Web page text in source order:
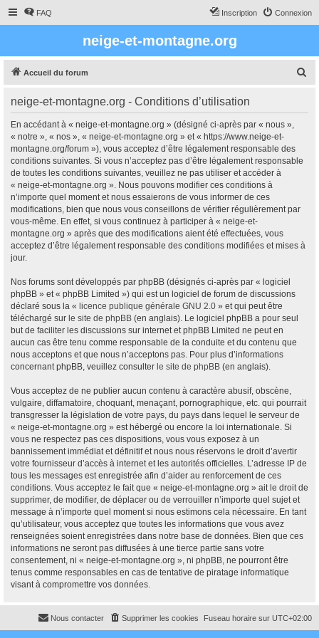
FAQ Connexion
Inscription
neige-et-montagne.org
Accueil du forum
neige-et-montagne.org - Conditions d’utilisation
En accédant à « neige-et-montagne.org » (désigné ci-après par « nous »,
« notre », « nos », « neige-et-montagne.org » et « https://www.neige-et-
montagne.org/forum »), vous acceptez d’être légalement responsable des
conditions suivantes. Si vous n’acceptez pas d’être légalement responsable
de toutes les conditions suivantes, veuillez ne pas utiliser et accéder à
« neige-et-montagne.org ». Nous pouvons modifier ces conditions à
n’importe quel moment et nous essaierons de vous informer de ces
modifications, bien que nous vous conseillons de vérifier régulièrement par
vous-même. En effet, si vous continuez à participer à « neige-et-
montagne.org » après que des modifications aient été effectuées, vous
acceptez d’être légalement responsable des conditions modifiées et mises à
jour.
Nos forums sont développés par phpBB (désignés ci-après par « logiciel
phpBB » et « phpBB Limited ») qui est un logiciel de forum de discussions
déclaré sous la « licence publique générale GNU 2.0 » et qui peut être
téléchargé sur le site de phpBB (en anglais). Le logiciel phpBB a pour seul
but de faciliter les discussions sur internet et phpBB Limited ne peut en
aucun cas être tenu comme responsable de la conduite et du contenu que
nous acceptons et que nous n’acceptons pas. Pour plus d’informations
concernant phpBB, veuillez consulter le site de phpBB (en anglais).
Vous acceptez de ne publier aucun contenu à caractère abusif, obscène,
vulgaire, diffamatoire, choquant, menaçant, pornographique, etc. qui pourrait
transgresser la législation de votre pays, du pays dans lequel le serveur de
« neige-et-montagne.org » est hébergé ou encore la loi internationale. Si
vous ne respectez pas ces dispositions, vous vous exposez à un
bannissement immédiat et définitif et nous nous réservons le droit d’avertir
votre fournisseur d’accès à internet et les autorités officielles. L’adresse IP de
tous les messages est enregistrée afin d’aider au renforcement de ces
conditions. Vous acceptez le fait que « neige-et-montagne.org » ait le droit de
supprimer, de modifier, de déplacer ou de verrouiller n’importe quel sujet et
message à n’importe quel moment si nous estimons cela nécessaire. En tant
qu’utilisateur, vous acceptez que toutes les informations que vous avez
renseignées soient enregistrées dans notre base de données. Bien que ces
informations ne seront pas diffusées à une tierce partie sans votre
consentement, ni « neige-et-montagne.org », ni phpBB, ne pourront être
tenus comme responsables en cas de tentative de piratage informatique
visant à compromettre vos données.
Fuseau horaire sur UTC+02:00
Supprimer les cookies
Nous contacter